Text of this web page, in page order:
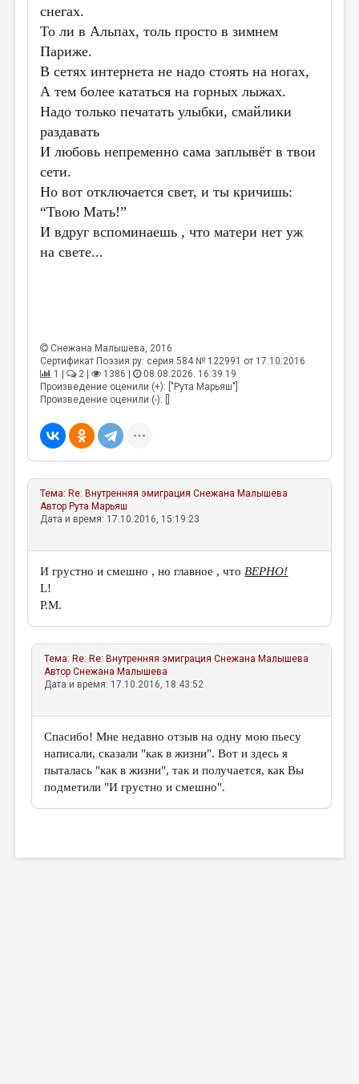
МАЛАЯ ПРОЗА
ЭССЕИСТИКА
ЛИТЕРАТУРОВЕДЕНИЕ
КУЛЬТУРОВЕДЕНИЕ
ПУБЛИЦИСТИКА
РЕЦЕНЗИРОВАНИЕ
ЦИКЛЫ ПУБЛИКАЦИЙ
ТРЕДИАКОВСКИЙ
МЕДИА
снегах.
То ли в Альпах, толь просто в зимнем
Париже.
В сетях интернета не надо стоять на ногах,
А тем более кататься на горных лыжах.
Надо только печатать улыбки, смайлики
раздавать
И любовь непременно сама заплывёт в твои
сети.
Но вот отключается свет, и ты кричишь:
“Твою Мать!”
И вдруг вспоминаешь , что матери нет уж
на свете...
Снежана Малышева, 2016
Сертификат Поэзия.ру: серия 584 № 122991 от 17.10.2016
1 |
2 | 1386 |
08.08.2026. 16:39:19
Произведение оценили (+): ["Рута Марьяш"]
Произведение оценили (-): []
Тема: Re: Внутренняя эмиграция Снежана Малышева
Автор Рута Марьяш
Дата и время: 17.10.2016, 15:19:23
И грустно и смешно , но главное , что ВЕРНО!
L!
Р.М.
Тема: Re: Re: Внутренняя эмиграция Снежана Малышева
АвторСнежана Малышева
Дата и время: 17.10.2016, 18:43:52
Спасибо! Мне недавно отзыв на одну мою пьесу
написали, сказали "как в жизни". Вот и здесь я
пыталась "как в жизни", так и получается, как Вы
подметили "И грустно и смешно".